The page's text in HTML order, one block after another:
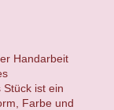
Handarbeit
ist ein
Farbe und